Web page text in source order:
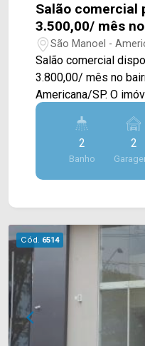
Salão comercial
3.500,00/ mês
em Americana/
São Manoel -
Salão comercial
3.800,00/ mês no
Americana/SP. O imóvel se dispõe de 82m² de
construção,
blindex e mezanino. > 02 banheiros; > 02 vagas
de garagem. Localizado entre à Av. Antônio Pinto
Duarte e Av.
supermercados,
WhatsApp Locação:
Arbix: (19) 3475-4546
2
Banho
2
Cód. 6514